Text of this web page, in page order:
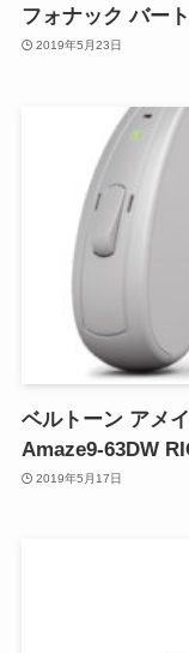
フォナック バー
2019年5月23日
ベルトーン アメ
Amaze9-63DW
2019年5月17日